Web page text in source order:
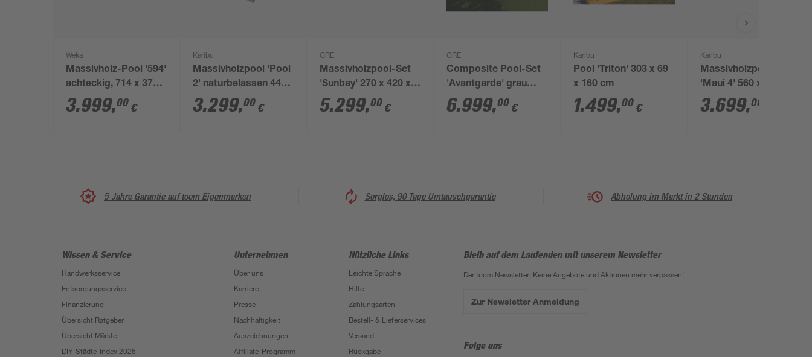
Weka
Massivholz-Pool '594'
achteckig, 714 x 376 x
116 cm
3.999,00 €
Karibu
Massivholzpool 'Pool
2' naturbelassen 440
x 124 x 353 cm
3.299,00 €
GRE
Massivholzpool-Set
'Sunbay' 270 x 420 x
117 cm mit Sandfilter
und Edelstahlleiter,
5.299,00 €
GRE
Composite Pool-Set
'Avantgarde' grau
oval 520 × 386 ×
124 cm
6.999,00 €
Karibu
Pool 'Triton' 303 x 69
x 160 cm
1.499,00 €
Karibu
Massivholzpool-Set
'Maui 4' 560 x 350 x
124 cm mit
Edelstahlleiter und
3.699,00
5 Jahre Garantie auf toom Eigenmarken Sorglos, 90 Tage Umtauschgarantie Abholung im Markt in 2 Stunden
Wissen & Service
Handwerksservice
Entsorgungsservice
Finanzierung
Übersicht Ratgeber
Übersicht Märkte
DIY-Städte-Index 2026
Unternehmen
Über uns
Karriere
Presse
Nachhaltigkeit
Auszeichnungen
Affiliate-Programm
Nützliche Links
Leichte Sprache
Hilfe
Zahlungsarten
Bestell- & Lieferservices
Versand
Rückgabe
Bleib auf dem Laufenden mit unserem Newsletter
Der toom Newsletter: Keine Angebote und Aktionen mehr verpassen!
Zur Newsletter Anmeldung
Folge uns